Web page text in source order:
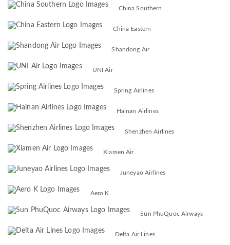
China Southern
China Eastern
Shandong Air
UNI Air
Spring Airlines
Hainan Airlines
Shenzhen Airlines
Xiamen Air
Juneyao Airlines
Aero K
Sun PhuQuoc Airways
Delta Air Lines